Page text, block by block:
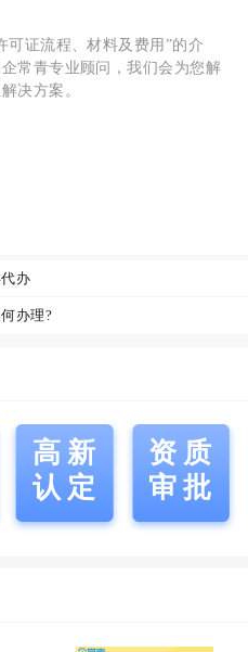
证流程、材料及费用”的介
常青专业顾问，我们会为您解
决方案。
办
办理?
高新
认定
资质
审批